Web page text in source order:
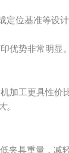
位基准等设
优势非常明显。
加工更具性价比
夹具重量，减